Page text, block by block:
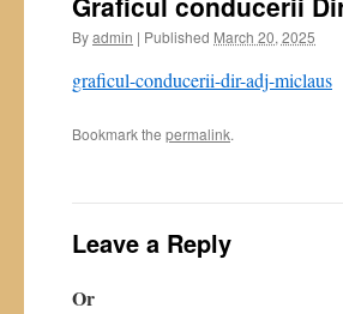
Byadmin | Published March 20, 2025
graficul-conducerii-dir-adj-miclaus
Bookmark the permalink.
Leave a Reply
Or